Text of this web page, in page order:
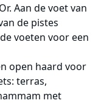
Aan de voet van
de pistes
voeten voor een
open haard voor
terras,
met